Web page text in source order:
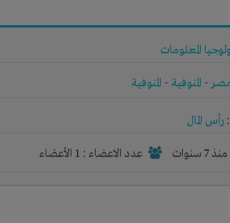
المعلومات
- المنوفية - المنوفية
رأس المال
منذ 7 سنوات عدد الاعضاء : 1 الأعضاء